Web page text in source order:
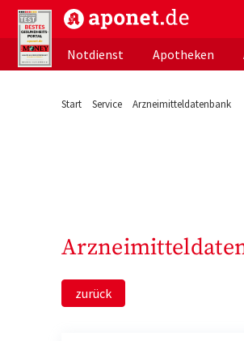
aponet.de - Das offizielle
Notdienst
Apotheken
Start Service Arzneimitteldatenbank
zurück